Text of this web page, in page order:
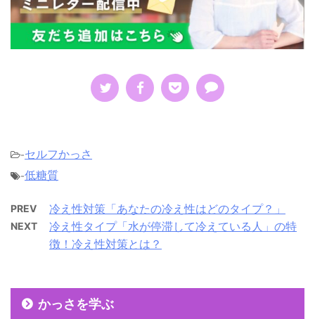
-セルフかっさ
-低糖質
PREV 冷え性対策「あなたの冷え性はどのタイプ？」
NEXT
冷え性タイプ「水が停滞して冷えている人」の特
徴！冷え性対策とは？
かっさを学ぶ